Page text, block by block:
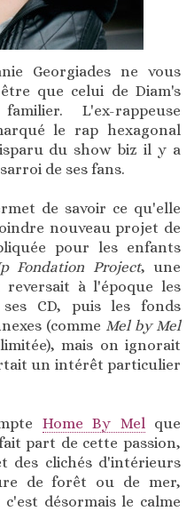
Georgiades ne vous
que celui de Diam's
L'ex-rappeuse
le rap hexagonal
du show biz il y a
de ses fans.
de savoir ce qu'elle
nouveau projet de
pour les enfants
Fondation Project, une
reversait à l'époque les
CD, puis les fonds
(comme Mel by Mel
mais on ignorait
un intérêt particulier
Home By Melque
part de cette passion,
des clichés d'intérieurs
de forêt ou de mer,
désormais le calme